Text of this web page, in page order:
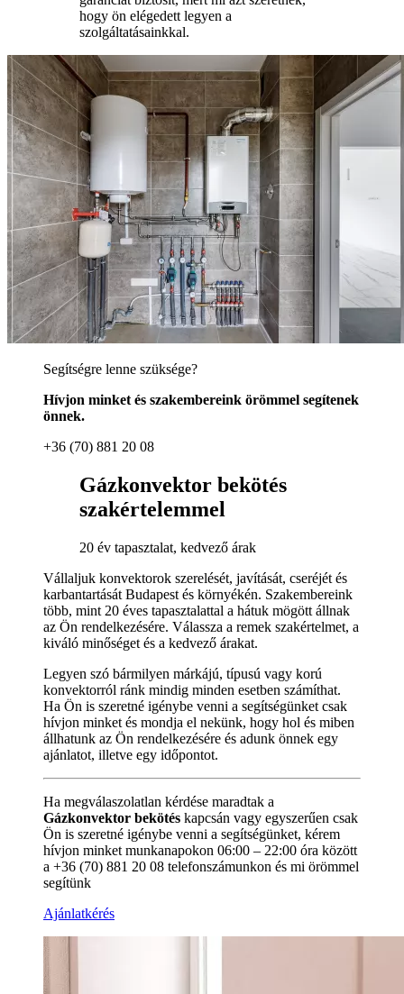
hogy ön elégedett legyen a
szolgáltatásainkkal.
Segítségre lenne szüksége?
Hívjon minket és szakembereink örömmel segítenek
önnek.
+36 (70) 881 20 08
Gázkonvektor bekötés
szakértelemmel
20 év tapasztalat, kedvező árak
Vállaljuk konvektorok szerelését, javítását, cseréjét és
karbantartását Budapest és környékén. Szakembereink
több, mint 20 éves tapasztalattal a hátuk mögött állnak
az Ön rendelkezésére. Válassza a remek szakértelmet, a
kiváló minőséget és a kedvező árakat.
Legyen szó bármilyen márkájú, típusú vagy korú
konvektorról ránk mindig minden esetben számíthat.
Ha Ön is szeretné igénybe venni a segítségünket csak
hívjon minket és mondja el nekünk, hogy hol és miben
állhatunk az Ön rendelkezésére és adunk önnek egy
ajánlatot, illetve egy időpontot.
Ha megválaszolatlan kérdése maradtak a
Gázkonvektor bekötés kapcsán vagy egyszerűen csak
Ön is szeretné igénybe venni a segítségünket, kérem
hívjon minket munkanapokon 06:00 – 22:00 óra között
a +36 (70) 881 20 08 telefonszámunkon és mi örömmel
segítünk
Ajánlatkérés